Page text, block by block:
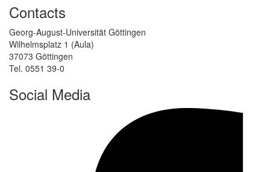
Contacts
Georg-August-Universität Göttingen
Wilhelmsplatz 1 (Aula)
37073 Göttingen
Tel. 0551 39-0
Social Media